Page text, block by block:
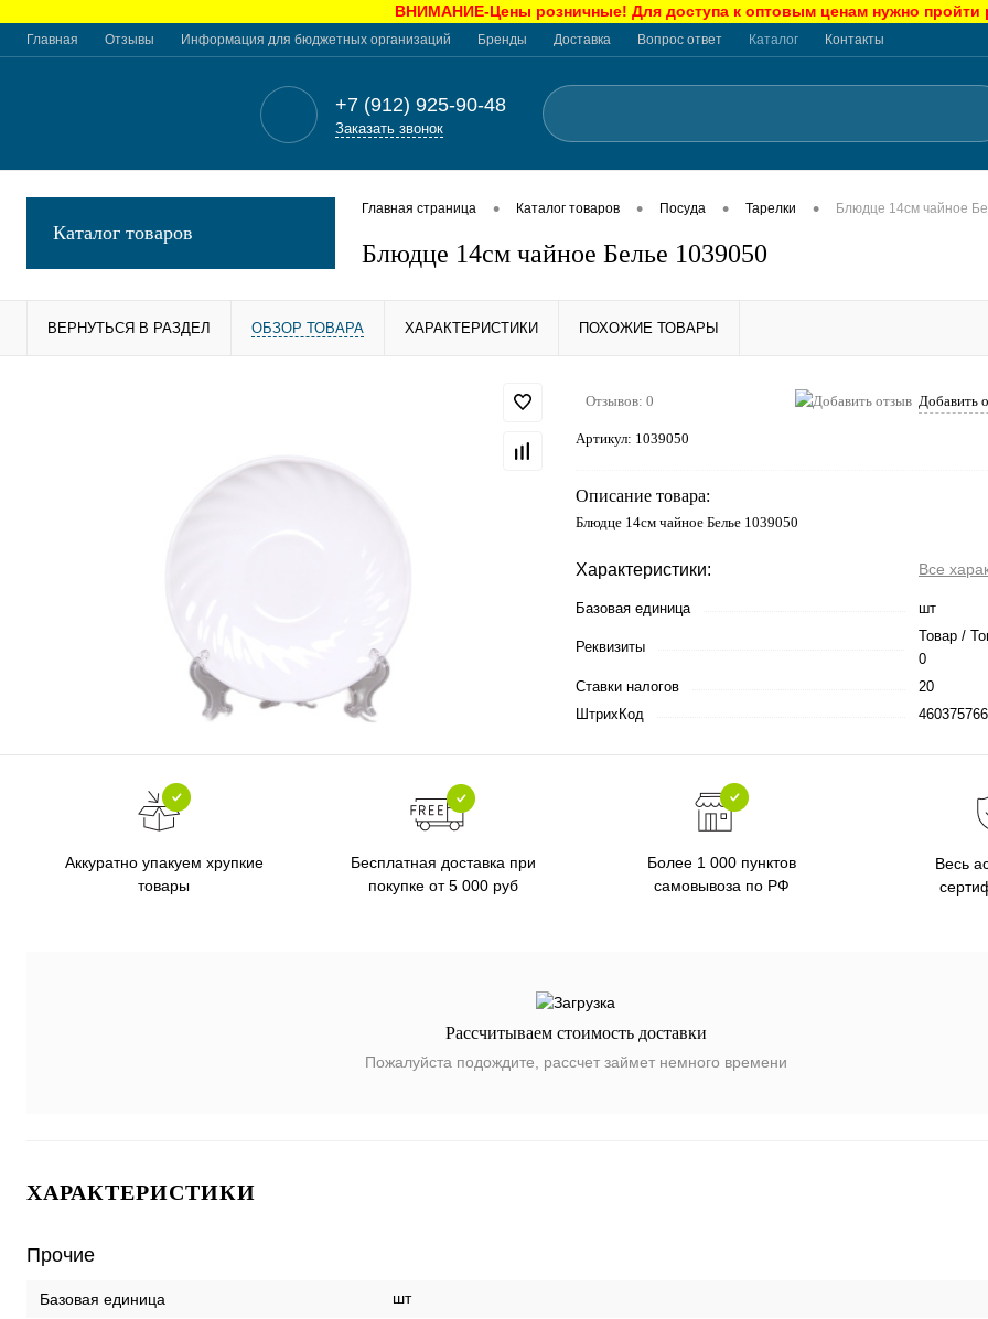
ВНИМАНИЕ-Цены розничные! Для доступа к оптовым ценам нужно пройти
Главная Отзывы Информация для бюджетных организаций Бренды Доставка Вопрос ответ Каталог Контакты
+7 (912) 925-90-48
Заказать звонок
Каталог товаров
Главная страница • Каталог товаров • Посуда • Тарелки • Блюдце 14см чайное
Блюдце 14см чайное Белье 1039050
ВЕРНУТЬСЯ В РАЗДЕЛ ОБЗОР ТОВАРА ХАРАКТЕРИСТИКИ ПОХОЖИЕ ТОВАРЫ
Отзывов: 0 Добавить
Артикул: 1039050
Описание товара:
Блюдце 14см чайное Белье 1039050
Характеристики: Все
Базовая единица шт
Реквизиты
Товар /
0
Ставки налогов
20
ШтрихКод
Аккуратно упакуем хрупкие
товары
Бесплатная доставка при
покупке от 5 000 руб
Более 1 000 пунктов
самовывоза по РФ
Весь
Рассчитываем стоимость доставки
Пожалуйста подождите, рассчет займет немного времени
ХАРАКТЕРИСТИКИ
Прочие
Базовая единица шт